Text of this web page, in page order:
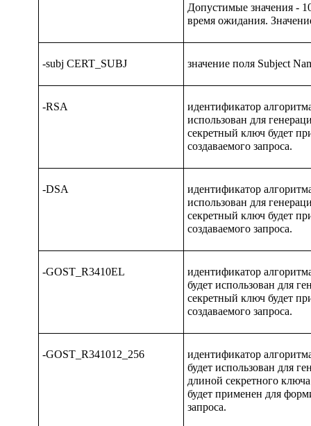
Допустимые значения -
время ожидания.
-subj CERT_SUBJ значение поля Subject
-RSA
идентификатор
использован для
секретный ключ будет
создаваемого запроса.
-DSA
идентификатор
использован для
секретный ключ будет
создаваемого запроса.
-GOST_R3410EL
идентификатор
будет использован для
секретный ключ будет
создаваемого запроса.
-GOST_R341012_256
идентификатор
будет использован для
длиной секретного
будет применен для
запроса.